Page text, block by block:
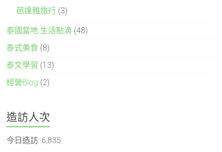
芭達雅旅行 (3)
泰國當地 生活點滴 (48)
泰式美食 (8)
泰文學習 (13)
經營Blog (2)
造訪人次
今日造訪: 6,835